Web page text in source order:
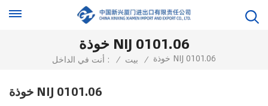
خوذة NIJ 0101.06
أنت في الداخل : / بيت / خوذة NIJ 0101.06
خوذة NIJ 0101.06